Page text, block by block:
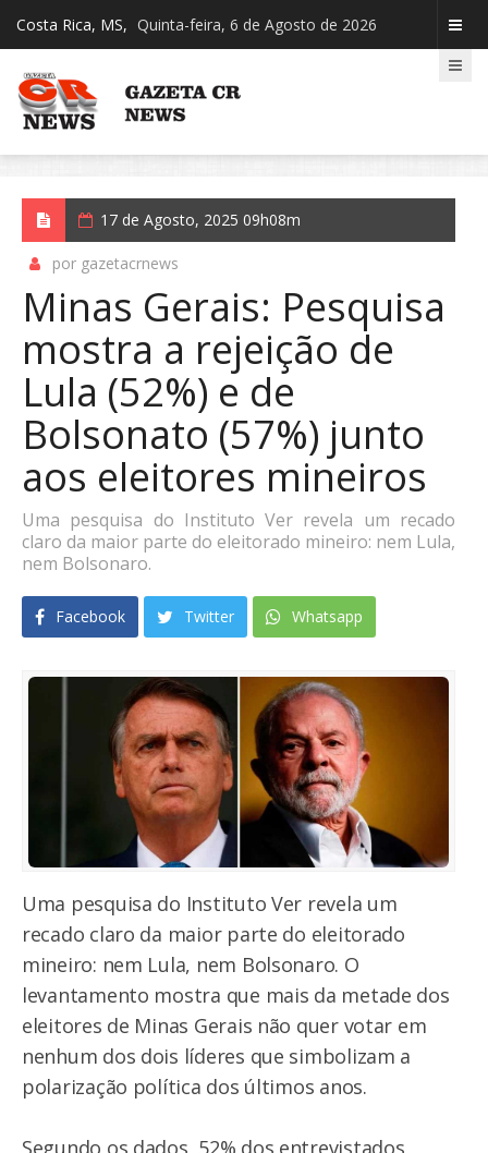
Costa Rica, MS, Quinta-feira, 6 de Agosto de 2026
17 de Agosto, 2025 09h08m
por gazetacrnews
Minas Gerais: Pesquisa
mostra a rejeição de
Lula (52%) e de
Bolsonato (57%) junto
aos eleitores mineiros
Uma pesquisa do Instituto Ver revela um recado
claro da maior parte do eleitorado mineiro: nem Lula,
nem Bolsonaro.
Facebook Twitter Whatsapp
Uma pesquisa do Instituto Ver revela um
recado claro da maior parte do eleitorado
mineiro: nem Lula, nem Bolsonaro. O
levantamento mostra que mais da metade dos
eleitores de Minas Gerais não quer votar em
nenhum dos dois líderes que simbolizam a
polarização política dos últimos anos.